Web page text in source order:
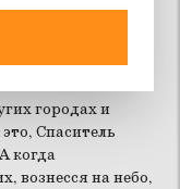
1427)
этого события
городах и
Спаситель
когда
вознесся на небо,